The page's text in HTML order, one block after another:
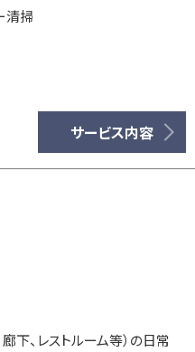
清掃
サービス内容
下、レストルーム等）の日常